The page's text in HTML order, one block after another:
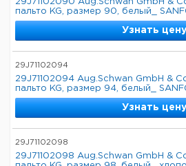
29J71102090 Aug.Schwan GmbH &
пальто KG, размер 90, белый_
Узнать цену
29J71102094
29J71102094 Aug.Schwan GmbH &
пальто KG, размер 94, белый_
Узнать цену
29J71102098
29J71102098 Aug.Schwan GmbH &